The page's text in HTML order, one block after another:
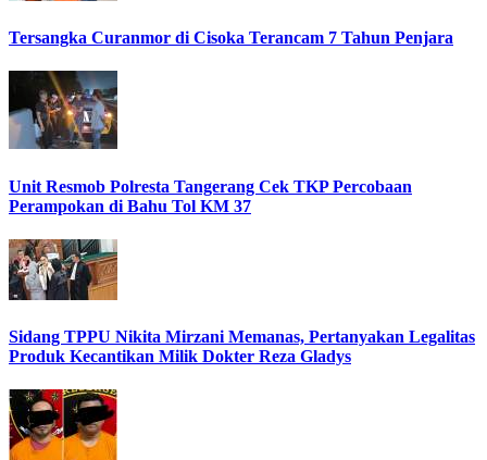
Tersangka Curanmor di Cisoka Terancam 7 Tahun Penjara
Unit Resmob Polresta Tangerang Cek TKP Percobaan
Perampokan di Bahu Tol KM 37
Sidang TPPU Nikita Mirzani Memanas, Pertanyakan Legalitas
Produk Kecantikan Milik Dokter Reza Gladys